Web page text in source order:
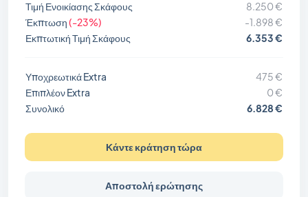
Τιμή Ενοικίασης Σκάφους
8.250 €
Έκπτωση(-23%)
-1.898 €
Εκπτωτική Τιμή Σκάφους
6.353 €
Υποχρεωτικά Extra
475 €
Επιπλέον Extra
0 €
Συνολικό
6.828 €
Κάντε κράτηση τώρα
Αποστολή ερώτησης